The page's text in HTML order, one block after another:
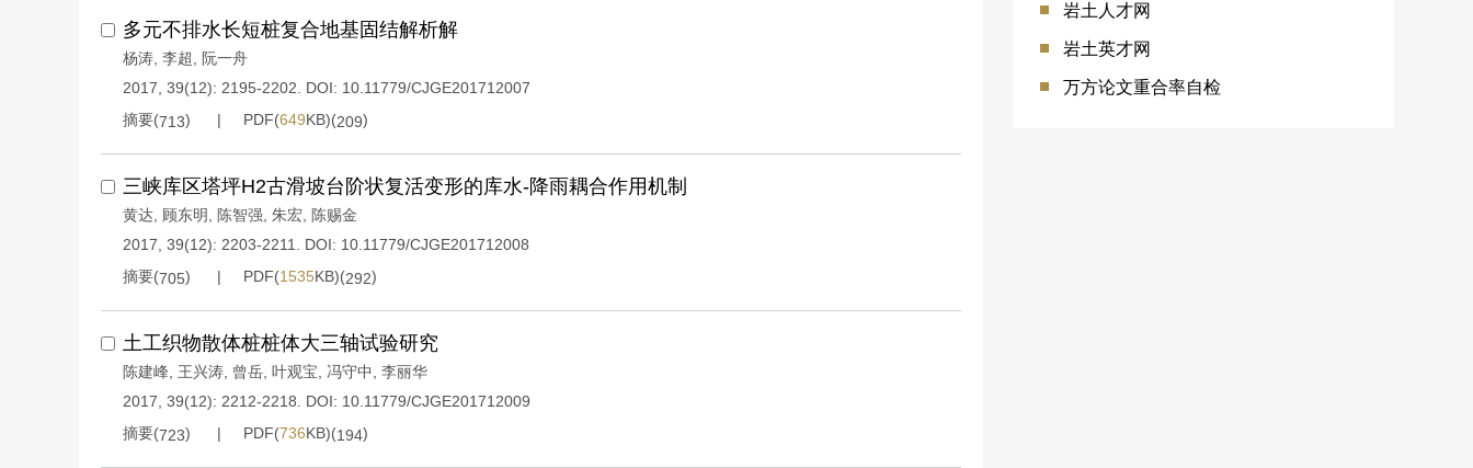
多元不排水长短桩复合地基固结解析解
杨涛 李超
阮一舟
2017, 39(12): 2195-2202.
DOI: 10.11779/CJGE201712007
摘要(713) PDF(649KB)(209)
三峡库区塔坪H2古滑坡台阶状复活变形的库水-降雨耦合作用机制
黄达 顾东明 陈智强 朱宏
陈赐金
2017, 39(12): 2203-2211.
DOI: 10.11779/CJGE201712008
摘要(705) PDF(1535KB)(292)
土工织物散体桩桩体大三轴试验研究
陈建峰 王兴涛 曾岳 叶观宝 冯守中
李丽华
2017, 39(12): 2212-2218.
DOI: 10.11779/CJGE201712009
摘要(723) PDF(736KB)(194)
岩土人才网
岩土英才网
万方论文重合率自检